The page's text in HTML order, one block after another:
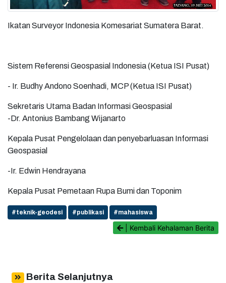
Ikatan Surveyor Indonesia Komesariat Sumatera Barat.
Sistem Referensi Geospasial Indonesia (Ketua ISI Pusat)
- Ir. Budhy Andono Soenhadi, MCP (Ketua ISI Pusat)
Sekretaris Utama Badan Informasi Geospasial
-Dr. Antonius Bambang Wijanarto
Kepala Pusat Pengelolaan dan penyebarluasan Informasi
Geospasial
-Ir. Edwin Hendrayana
Kepala Pusat Pemetaan Rupa Bumi dan Toponim
#teknik-geodesi #publikasi #mahasiswa
| Kembali Kehalaman Berita
Berita Selanjutnya